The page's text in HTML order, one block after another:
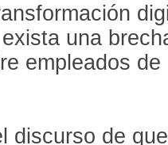
una
empleados
discurso de